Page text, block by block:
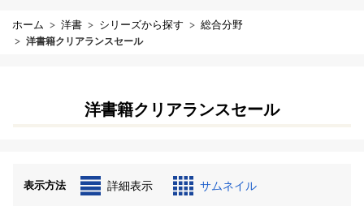
ホーム 洋書 シリーズから探す 総合分野
洋書籍クリアランスセール
洋書籍クリアランスセール
表示方法 詳細表示 サムネイル